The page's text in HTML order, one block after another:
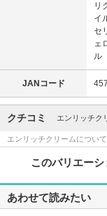
リ
イ
セ
ェ
ル
JANコード
クチコミ エンリッチク
エンリッチクリームについ
このバリエーシ
あわせて読みたい